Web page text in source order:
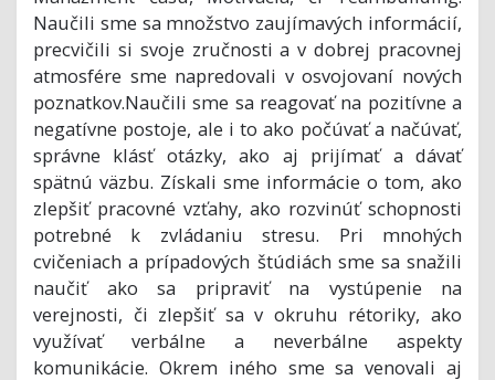
Naučili sme sa množstvo zaujímavých informácií,
precvičili si svoje zručnosti a v dobrej pracovnej
atmosfére sme napredovali v osvojovaní nových
poznatkov.Naučili sme sa reagovať na pozitívne a
negatívne postoje, ale i to ako počúvať a načúvať,
správne klásť otázky, ako aj prijímať a dávať
spätnú väzbu. Získali sme informácie o tom, ako
zlepšiť pracovné vzťahy, ako rozvinúť schopnosti
potrebné k zvládaniu stresu. Pri mnohých
cvičeniach a prípadových štúdiách sme sa snažili
naučiť ako sa pripraviť na vystúpenie na
verejnosti, či zlepšiť sa v okruhu rétoriky, ako
využívať verbálne a neverbálne aspekty
komunikácie. Okrem iného sme sa venovali aj